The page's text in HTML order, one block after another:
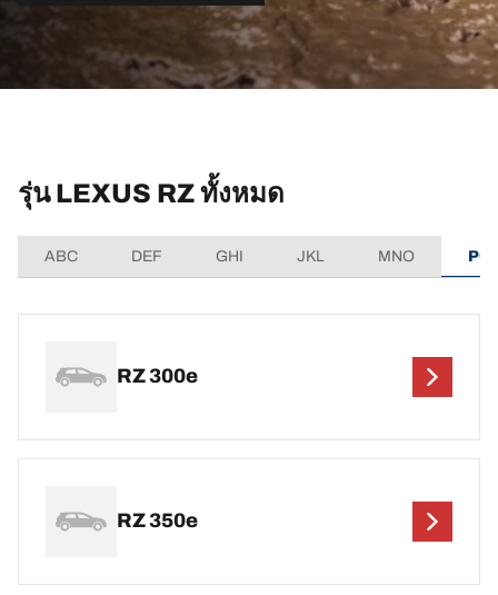
รุ่น LEXUS RZ ทั้งหมด
ABC DEF GHI JKL MNO
RZ 300e
RZ 350e